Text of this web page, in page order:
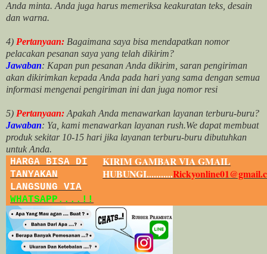
Anda minta. Anda juga harus memeriksa keakuratan teks, desain
dan warna.
4) Pertanyaan: Bagaimana saya bisa mendapatkan nomor
pelacakan pesanan saya yang telah dikirim?
Jawaban: Kapan pun pesanan Anda dikirim, saran pengiriman
akan dikirimkan kepada Anda pada hari yang sama dengan semua
informasi mengenai pengiriman ini dan juga nomor resi
5) Pertanyaan: Apakah Anda menawarkan layanan terburu-buru?
Jawaban: Ya, kami menawarkan layanan rush.We dapat membuat
produk sekitar 10-15 hari jika layanan terburu-buru dibutuhkan
untuk Anda.
HARGA BISA DI
TANYAKAN
LANGSUNG VIA
WHATSAPP....!!
KIRIM GAMBAR VIA GMAIL
HUBUNGI...........